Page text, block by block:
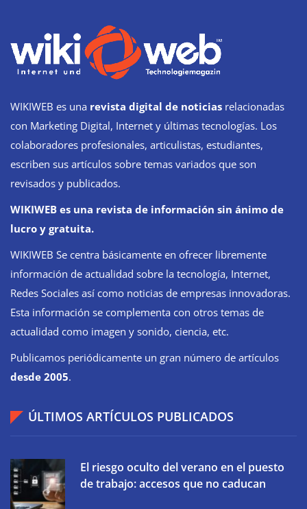
WIKIWEB es una revista digital de noticias relacionadas
con Marketing Digital, Internet y últimas tecnologías. Los
colaboradores profesionales, articulistas, estudiantes,
escriben sus artículos sobre temas variados que son
revisados y publicados.
WIKIWEB es una revista de información sin ánimo de
lucro y gratuita.
WIKIWEB Se centra básicamente en ofrecer libremente
información de actualidad sobre la tecnología, Internet,
Redes Sociales así como noticias de empresas innovadoras.
Esta información se complementa con otros temas de
actualidad como imagen y sonido, ciencia, etc.
Publicamos periódicamente un gran número de artículos
desde 2005.
ÚLTIMOS ARTÍCULOS PUBLICADOS
El riesgo oculto del verano en el puesto
de trabajo: accesos que no caducan